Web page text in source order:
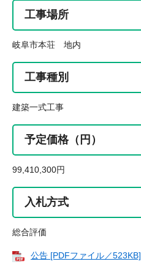
工事場所
岐阜市本荘 地内
工事種別
建築一式工事
予定価格（円）
99,410,300円
入札方式
総合評価
公告 [PDFファイル／523KB]